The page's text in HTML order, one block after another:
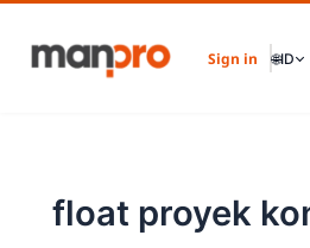
content
Sign in 🌐ID
float proyek